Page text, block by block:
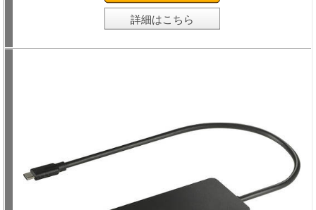
詳細はこちら